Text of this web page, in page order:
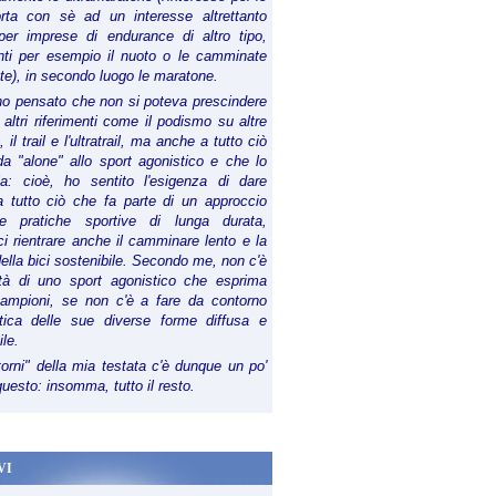
con sè ad un interesse altrettanto
imprese di endurance di altro tipo,
per esempio il nuoto o le camminate
in secondo luogo le maratone.
pensato che non si poteva prescindere
altri riferimenti come il podismo su altre
il trail e l'ultratrail, ma anche a tutto ciò
"alone" allo sport agonistico e che lo
cioè, ho sentito l'esigenza di dare
tutto ciò che fa parte di un approccio
pratiche sportive di lunga durata,
rientrare anche il camminare lento e la
bici sostenibile. Secondo me, non c'è
di uno sport agonistico che esprima
se non c'è a fare da contorno
delle sue diverse forme diffusa e
della mia testata c'è dunque un po'
insomma, tutto il resto.